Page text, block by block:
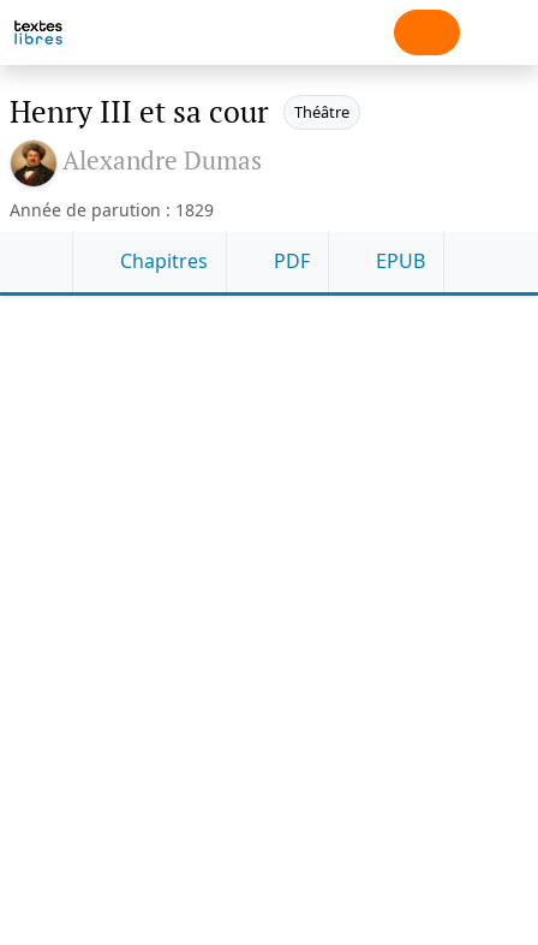
Henry III et sa cour Théâtre
Alexandre Dumas
Année de parution : 1829
Chapitres PDF EPUB